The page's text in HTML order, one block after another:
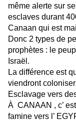
même alerte sur
esclaves durant
Canaan qui est
Donc 2 types de
prophètes : le
Israël.
La différence est
viendront
Esclavage vers
À CANAAN , c’
famine vers l’